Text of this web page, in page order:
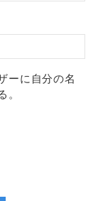
ーに自分の名